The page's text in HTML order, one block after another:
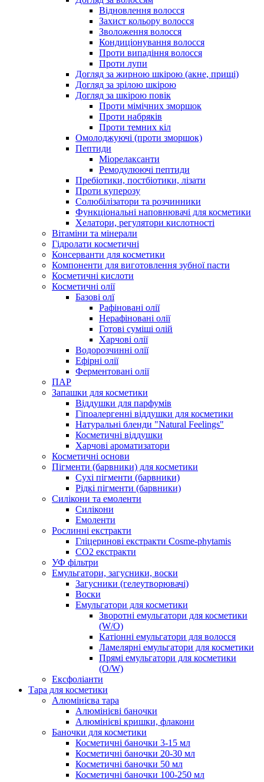
Відновлення волосся
Захист кольору волосся
Зволоження волосся
Кондиціонування волосся
Проти випадіння волосся
Проти лупи
Догляд за жирною шкірою (акне, прищі)
Догляд за зрілою шкірою
Догляд за шкірою повік
Проти мімічних зморшок
Проти набряків
Проти темних кіл
Омолоджуючі (проти зморшок)
Пептиди
Міорелаксанти
Ремодулюючі пептиди
Пребіотики, постбіотики, лізати
Проти куперозу
Солюбілізатори та розчинники
Функціональні наповнювачі для косметики
Хелатори, регулятори кислотності
Вітаміни та мінерали
Гідролати косметичні
Консерванти для косметики
Компоненти для виготовлення зубної пасти
Косметичні кислоти
Косметичні олії
Базові олї
Рафіновані олії
Нерафіновані олії
Готові суміші олій
Харчові олії
Водорозчинні олії
Ефірні олії
Ферментовані олії
ПАР
Запашки для косметики
Віддушки для парфумів
Гіпоалергенні віддушки для косметики
Натуральні бленди "Natural Feelings"
Косметичні віддушки
Харчові ароматизатори
Косметичні основи
Пігменти (барвники) для косметики
Сухі пігменти (барвники)
Рідкі пігменти (барвники)
Силікони та емоленти
Силікони
Емоленти
Рослинні екстракти
Гліцеринові екстракти Cosme-phytamis
СО2 екстракти
УФ фільтри
Емульгатори, загусники, воски
Загусники (гелеутворювачі)
Воски
Емульгатори для косметики
Зворотні емульгатори для косметики
(W/O)
Катіонні емульгатори для волосся
Ламелярні емульгатори для косметики
Прямі емульгатори для косметики
(O/W)
Ексфоліанти
Тара для косметики
Алюмінієва тара
Алюмінієві баночки
Алюмінієві кришки, флакони
Баночки для косметики
Косметичні баночки 3-15 мл
Косметичні баночки 20-30 мл
Косметичні баночки 50 мл
Косметичні баночки 100-250 мл